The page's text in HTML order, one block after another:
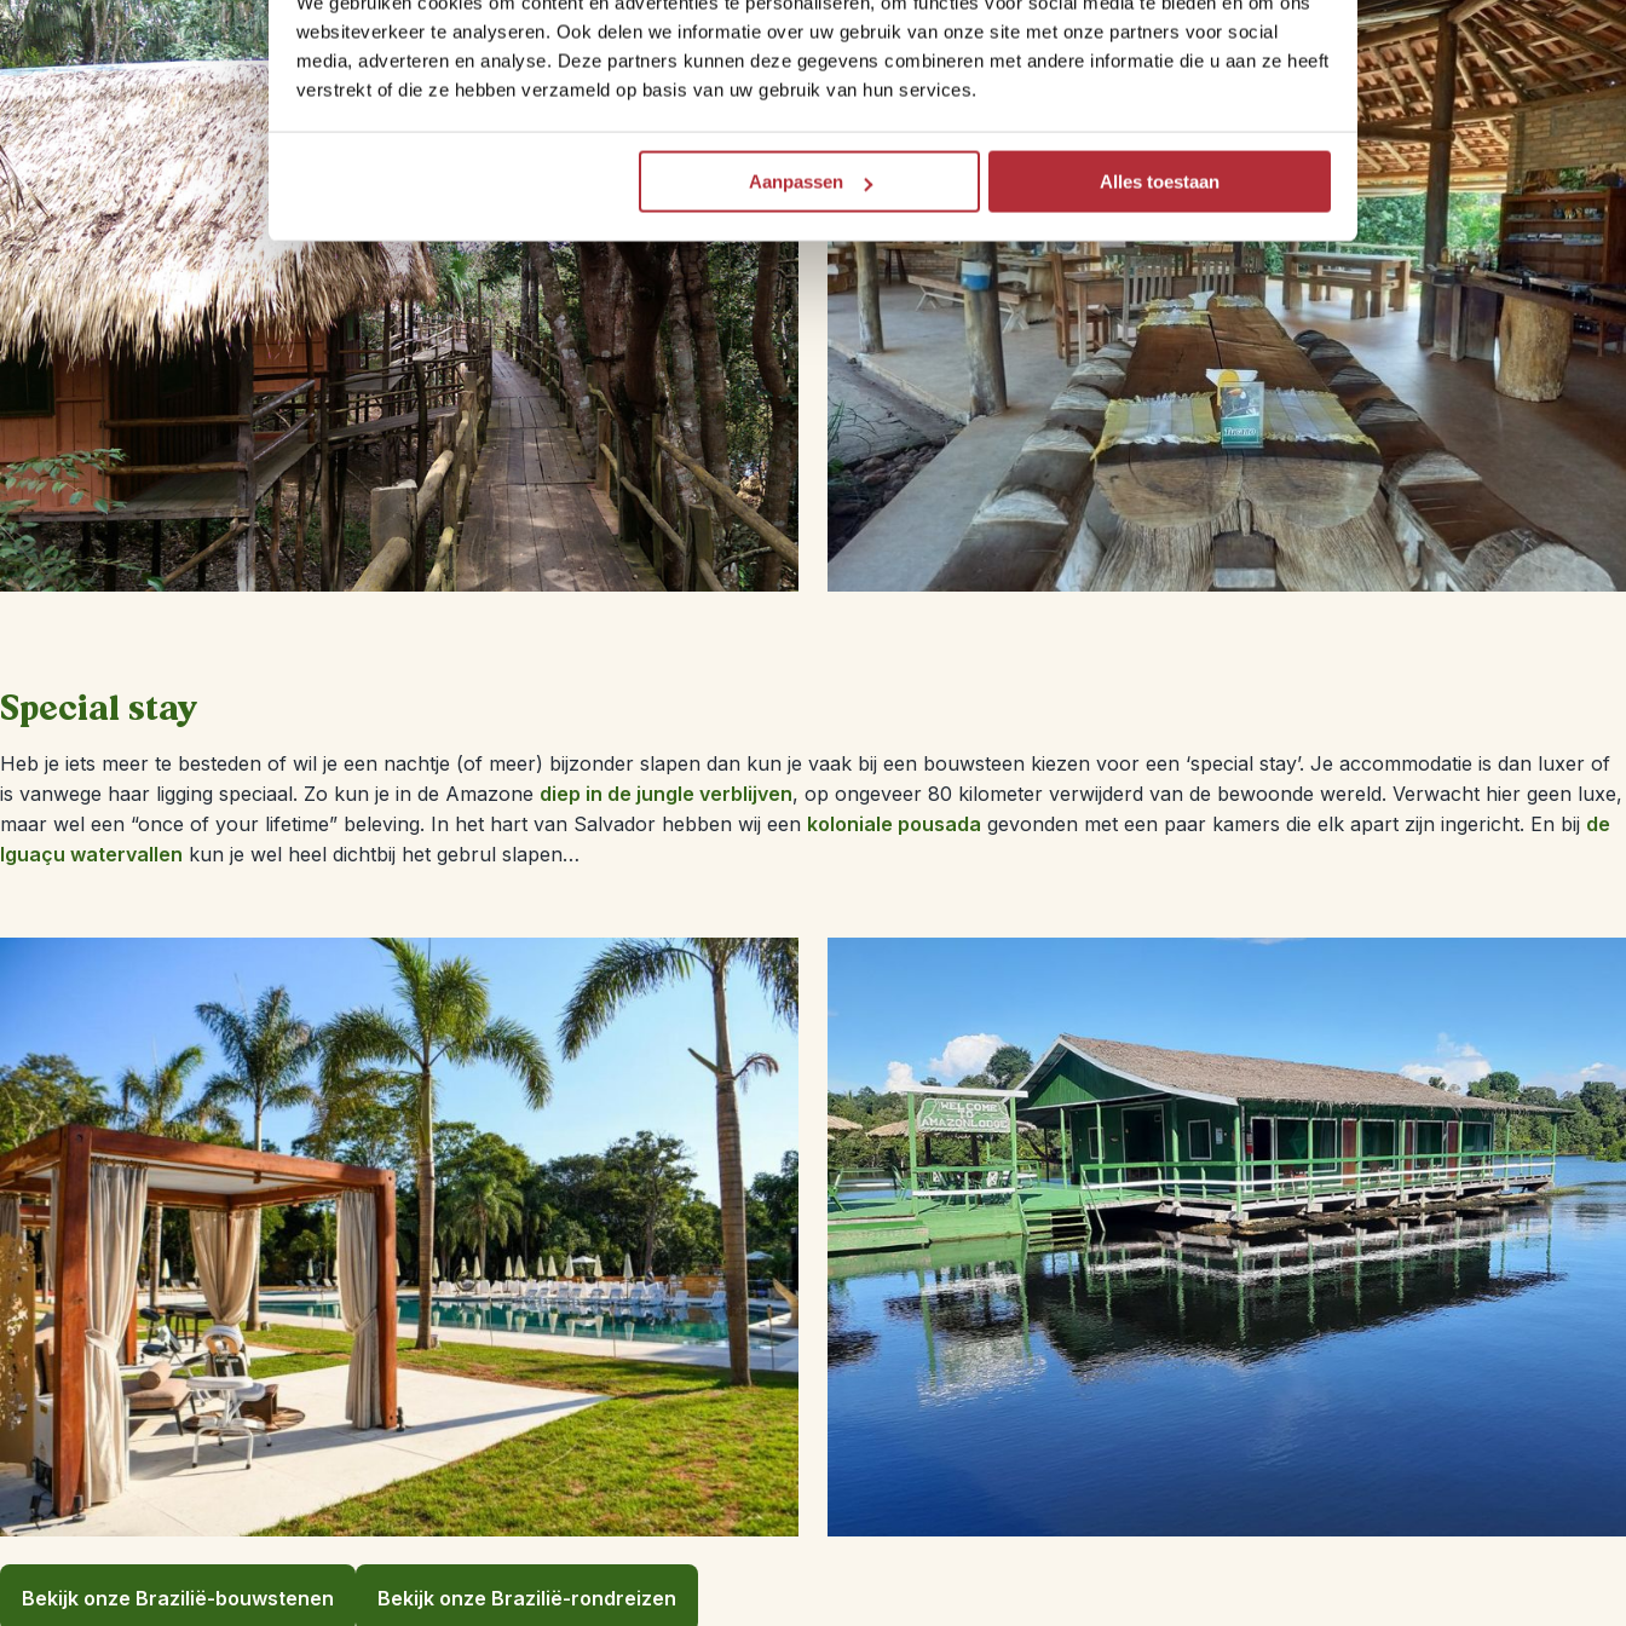
websiteverkeer te analyseren. Ook delen we informatie over uw gebruik van onze site met onze partners voor social
media, adverteren en analyse. Deze partners kunnen deze gegevens combineren met andere informatie die u aan ze heeft
verstrekt of die ze hebben verzameld op basis van uw gebruik van hun services.
Aanpassen Alles toestaan
Special stay
Heb je iets meer te besteden of wil je een nachtje (of meer) bijzonder slapen dan kun je vaak bij een bouwsteen kiezen voor een ‘special stay’. Je accommodatie is dan luxer of
is vanwege haar ligging speciaal. Zo kun je in de Amazone diep in de jungle verblijven, op ongeveer 80 kilometer verwijderd van de bewoonde wereld. Verwacht hier geen luxe,
maar wel een “once of your lifetime” beleving. In het hart van Salvador hebben wij een koloniale pousada gevonden met een paar kamers die elk apart zijn ingericht. En bij de
Iguaçu watervallen kun je wel heel dichtbij het gebrul slapen…
Bekijk onze Brazilië-bouwstenen Bekijk onze Brazilië-rondreizen